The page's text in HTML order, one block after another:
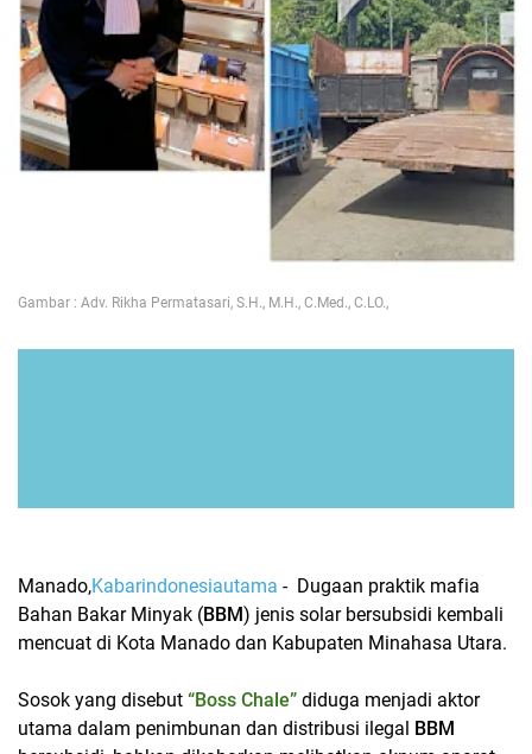
Gambar : ‎Adv. Rikha Permatasari, S.H., M.H., C.Med., C.LO.,
‎Manado,Kabarindonesiautama - Dugaan praktik mafia
Bahan Bakar Minyak (BBM) jenis solar bersubsidi kembali
mencuat di Kota Manado dan Kabupaten Minahasa Utara.
‎Sosok yang disebut “Boss Chale” diduga menjadi aktor
utama dalam penimbunan dan distribusi ilegal BBM